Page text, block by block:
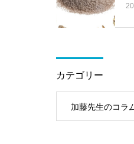
カテゴリー
加藤先生のコラ